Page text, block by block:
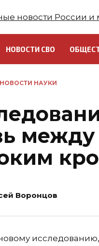
НОВОСТИ СВО
НОВОСТИ НАУКИ
Воронцов